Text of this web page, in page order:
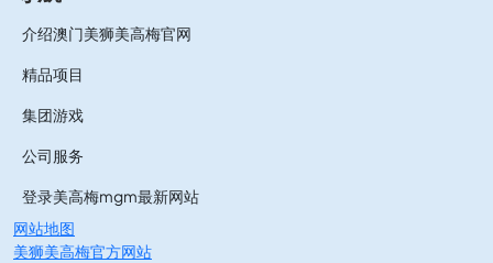
介绍澳门美狮美高梅官网
精品项目
集团游戏
公司服务
登录美高梅mgm最新网站
网站地图
美狮美高梅官方网站